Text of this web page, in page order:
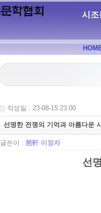
시조
작성일 : 23-08-15 23:00
선명한 전쟁의 기억과 아름다운
글쓴이 : 慈軒 이정자
선